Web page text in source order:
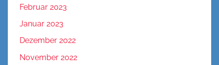
Februar 2023
Januar 2023
Dezember 2022
November 2022